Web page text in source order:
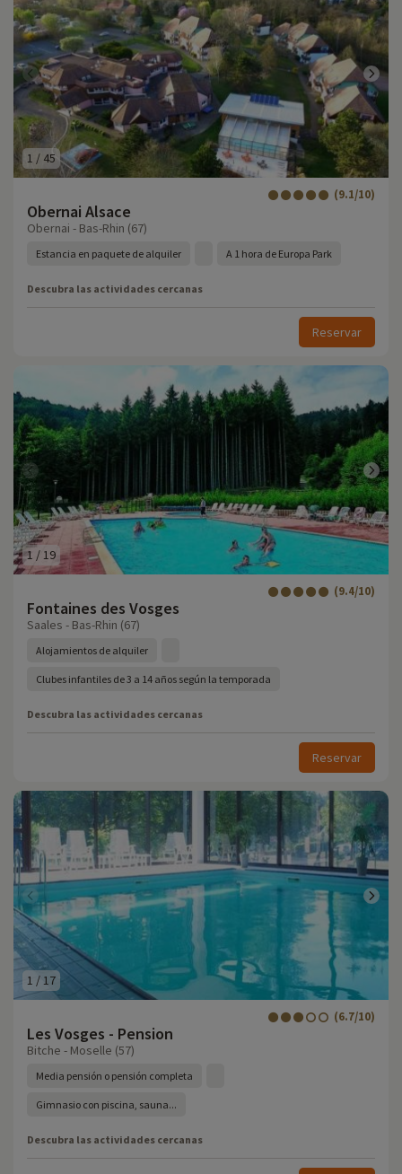
1 / 45
Obernai Alsace
(9.1/10)
Obernai - Bas-Rhin (67)
Estancia en paquete de alquiler A 1 hora de Europa Park
Descubra las actividades cercanas
Reservar
1 / 19
Fontaines des Vosges
(9.4/10)
Saales - Bas-Rhin (67)
Alojamientos de alquiler
Clubes infantiles de 3 a 14 años según la temporada
Descubra las actividades cercanas
Reservar
1 / 17
Les Vosges - Pension
(6.7/10)
Bitche - Moselle (57)
Media pensión o pensión completa
Gimnasio con piscina, sauna...
Descubra las actividades cercanas